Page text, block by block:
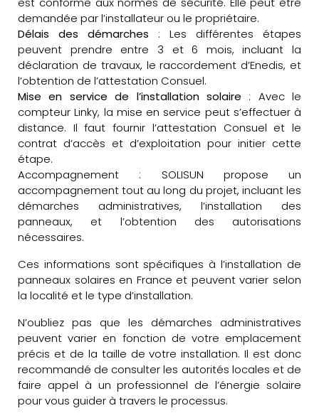
demandée par l’installateur ou le propriétaire.
Délais des démarches : Les différentes étapes
peuvent prendre entre 3 et 6 mois, incluant la
déclaration de travaux, le raccordement d’Enedis, et
l’obtention de l’attestation Consuel.
Mise en service de l’installation solaire : Avec le
compteur Linky, la mise en service peut s’effectuer à
distance. Il faut fournir l’attestation Consuel et le
contrat d’accès et d’exploitation pour initier cette
étape.
Accompagnement : SOLISUN propose un
accompagnement tout au long du projet, incluant les
démarches administratives, l’installation des
panneaux, et l’obtention des autorisations
nécessaires.
Ces informations sont spécifiques à l’installation de
panneaux solaires en France et peuvent varier selon
la localité et le type d’installation.
N’oubliez pas que les démarches administratives
peuvent varier en fonction de votre emplacement
précis et de la taille de votre installation. Il est donc
recommandé de consulter les autorités locales et de
faire appel à un professionnel de l’énergie solaire
pour vous guider à travers le processus.